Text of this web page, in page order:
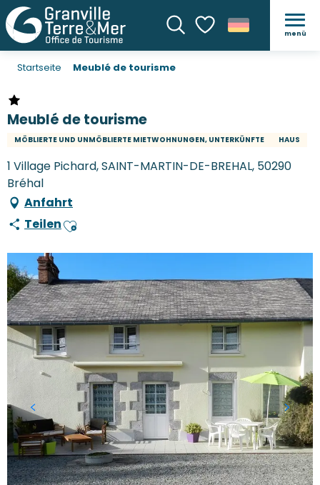
SucheVoir les favoris
menü
Startseite Meublé de tourisme
Meublé de tourisme
MÖBLIERTE UND UNMÖBLIERTE MIETWOHNUNGEN, UNTERKÜNFTE HAUS
1 Village Pichard, SAINT-MARTIN-DE-BREHAL, 50290
Bréhal
Anfahrt
TeilenAjouter aux favoris